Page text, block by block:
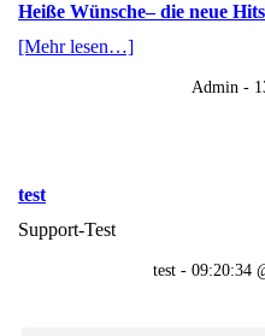
Heiße Wünsche– die neue
[Mehr lesen…]
Admin -
test
Support-Test
test - 09:20:34